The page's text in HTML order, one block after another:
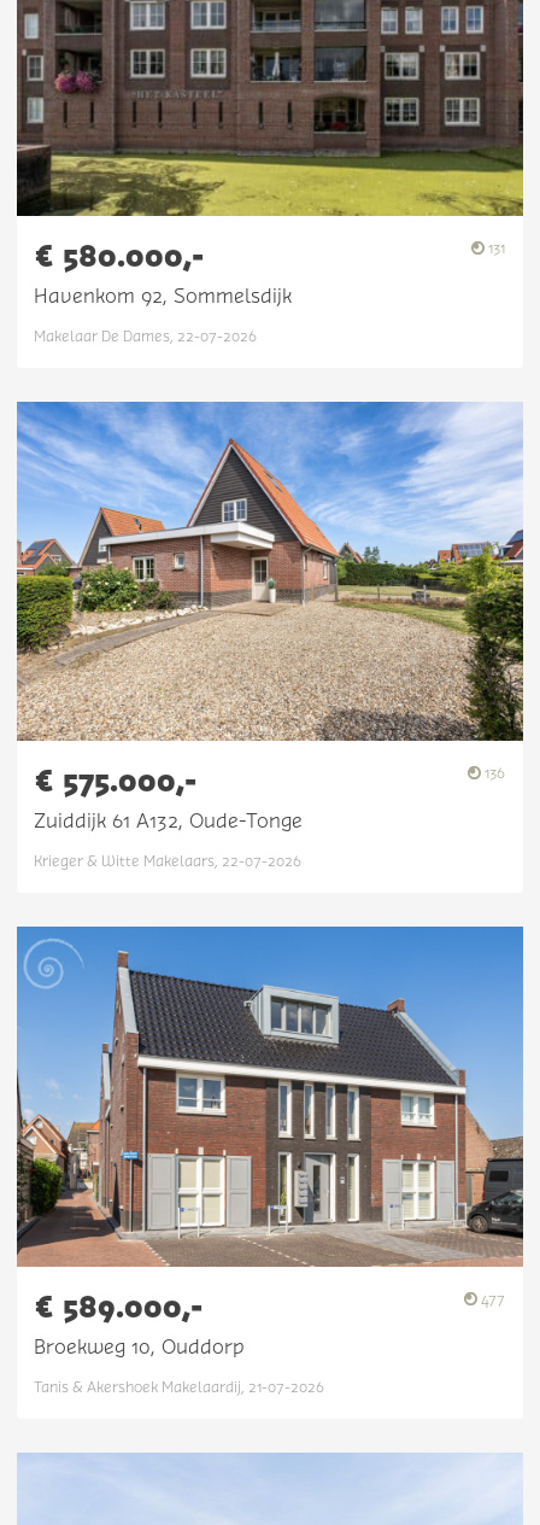
€ 580.000,- 131
Havenkom 92, Sommelsdijk
Makelaar De Dames, 22-07-2026
€ 575.000,- 136
Zuiddijk 61 A132, Oude-Tonge
Krieger & Witte Makelaars, 22-07-2026
€ 589.000,- 477
Broekweg 10, Ouddorp
Tanis & Akershoek Makelaardij, 21-07-2026